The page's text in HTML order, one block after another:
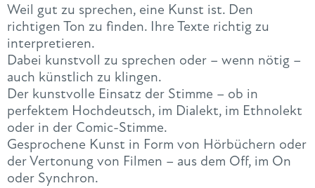
Weil gut zu sprechen, eine Kunst ist. Den
richtigen Ton zu finden. Ihre Texte richtig zu
interpretieren.
Dabei kunstvoll zu sprechen oder – wenn nötig –
auch künstlich zu klingen.
Der kunstvolle Einsatz der Stimme – ob in
perfektem Hochdeutsch, im Dialekt, im Ethnolekt
oder in der Comic-Stimme.
Gesprochene Kunst in Form von Hörbüchern oder
der Vertonung von Filmen – aus dem Off, im On
oder Synchron.